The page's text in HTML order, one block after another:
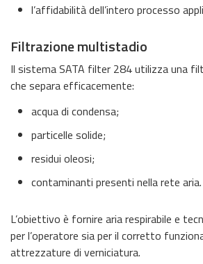
l’affidabilità dell’intero processo
Filtrazione multistadio
Il sistema SATA filter 284 utilizza una
che separa efficacemente:
acqua di condensa;
particelle solide;
residui oleosi;
contaminanti presenti nella rete aria.
L’obiettivo è fornire aria respirabile e
per l’operatore sia per il corretto
attrezzature di verniciatura.